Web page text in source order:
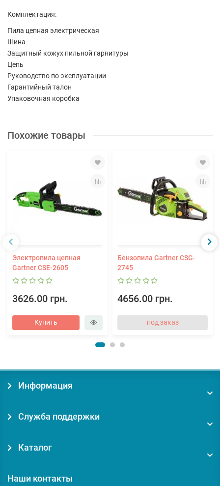
Комплектация:
Пила цепная электрическая
Шина
Защитный кожух пильной гарнитуры
Цепь
Руководство по эксплуатации
Гарантийный талон
Упаковочная коробка
Похожие товары
Электропила цепная
Gartner CSE-2605
3626.00 грн.
Купить
Бензопила Gartner CSG-
2745
4656.00 грн.
под заказ
Информация
Служба поддержки
Каталог
Наши контакты